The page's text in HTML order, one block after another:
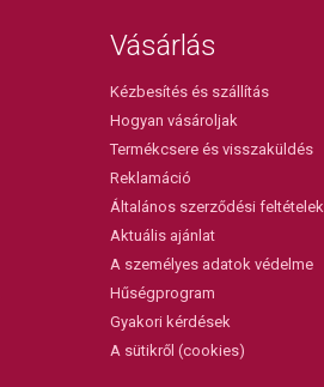
Vásárlás
Kézbesítés és szállítás
Hogyan vásároljak
Termékcsere és visszaküldés
Reklamáció
Általános szerződési feltételek
Aktuális ajánlat
A személyes adatok védelme
Hűségprogram
Gyakori kérdések
A sütikről (cookies)